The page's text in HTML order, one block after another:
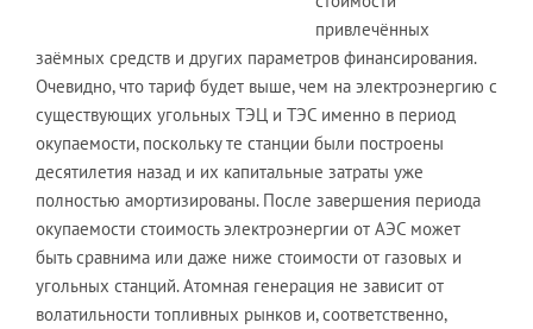
привлечённых
заёмных средств и других параметров финансирования.
Очевидно, что тариф будет выше, чем на электроэнергию с
существующих угольных ТЭЦ и ТЭС именно в период
окупаемости, поскольку те станции были построены
десятилетия назад и их капитальные затраты уже
полностью амортизированы. После завершения периода
окупаемости стоимость электроэнергии от АЭС может
быть сравнима или даже ниже стоимости от газовых и
угольных станций. Атомная генерация не зависит от
волатильности топливных рынков и, соответственно,